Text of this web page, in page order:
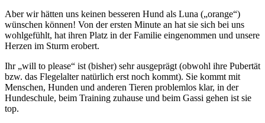
Aber wir hätten uns keinen besseren Hund als Luna („orange“)
wünschen können! Von der ersten Minute an hat sie sich bei uns
wohlgefühlt, hat ihren Platz in der Familie eingenommen und unsere
Herzen im Sturm erobert.
Ihr „will to please“ ist (bisher) sehr ausgeprägt (obwohl ihre Pubertät
bzw. das Flegelalter natürlich erst noch kommt). Sie kommt mit
Menschen, Hunden und anderen Tieren problemlos klar, in der
Hundeschule, beim Training zuhause und beim Gassi gehen ist sie
top.